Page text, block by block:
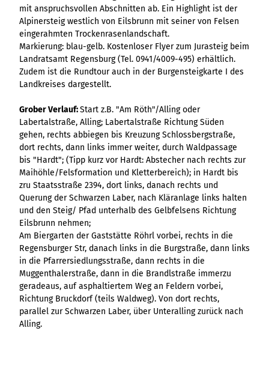
Hambur
ger
Menü -
Variante
3
Hambur
ger
Variante
4
Variante 0
Variante 1
Kachel &
Kachelwand
Übersicht
3er-Raster
4er-Raster
Kachel-Slider
Link-Liste
Mediengalerie
Übersicht
Variante 0
Variante 2
Variante 3
Tabelle
Text und
Medien
Vertikale
Timeline
Übersicht
Variante 0
Variante 2
Variante 3
XXL-Galerie
Variante 0
Variante 1
Variante 2
Variante 3
Variante 4
Variante 5
Übersicht
Variante 0
Variante 1
Variante 2
Ergebnisliste
Ergebnisliste: div
Filter zu Höhen
Ergebnisliste:
individueller Filter
"beste Reisezeit"
Übersicht
Ergebnisliste
Intelligenz trifft
Content Creation:
Der KI-Wizard und
KI-Checker in
one.data
Übersicht
Variante 0
Variante 1
destination.epaper
destination.guestcard
destination.highlight
destination.html
destination.language
destination.login
destination.logo
destination.mail
destination.medialibrary
destination.multisearch
destination.tab
destination.teaserwall
destination.tide
destination.topspot
Variante 0
Variante 1
Übersicht
Variante 0
Variante 1
destination.weather
Übersicht
Variante 0
Variante 1
Variante 2
destination.youtube
mit anspruchsvollen Abschnitten ab. Ein Highlight ist der
Alpinersteig westlich von Eilsbrunn mit seiner von Felsen
eingerahmten Trockenrasenlandschaft.
Markierung: blau-gelb. Kostenloser Flyer zum Jurasteig beim
Landratsamt Regensburg (Tel. 0941/4009-495) erhältlich.
Zudem ist die Rundtour auch in der Burgensteigkarte I des
Landkreises dargestellt.
Grober Verlauf:Start z.B. "Am Röth"/Alling oder
Labertalstraße, Alling; Labertalstraße Richtung Süden
gehen, rechts abbiegen bis Kreuzung Schlossbergstraße,
dort rechts, dann links immer weiter, durch Waldpassage
bis "Hardt"; (Tipp kurz vor Hardt: Abstecher nach rechts zur
Maihöhle/Felsformation und Kletterbereich); in Hardt bis
zru Staatsstraße 2394, dort links, danach rechts und
Querung der Schwarzen Laber, nach Kläranlage links halten
und den Steig/ Pfad unterhalb des Gelbfelsens Richtung
Eilsbrunn nehmen;
Am Biergarten der Gaststätte Röhrl vorbei, rechts in die
Regensburger Str, danach links in die Burgstraße, dann links
in die Pfarrersiedlungsstraße, dann rechts in die
Muggenthalerstraße, dann in die Brandlstraße immerzu
geradeaus, auf asphaltiertem Weg an Feldern vorbei,
Richtung Bruckdorf (teils Waldweg). Von dort rechts,
parallel zur Schwarzen Laber, über Unteralling zurück nach
Alling.